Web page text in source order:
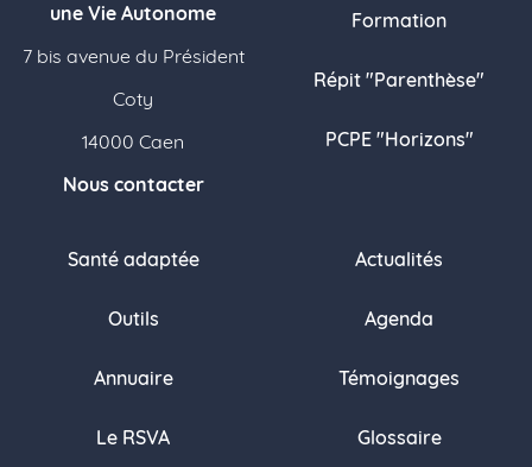
une Vie Autonome
7 bis avenue du Président
Coty
14000 Caen
Nous contacter
Formation
Répit "Parenthèse"
PCPE "Horizons"
Santé adaptée
Outils
Annuaire
Le RSVA
Actualités
Agenda
Témoignages
Glossaire